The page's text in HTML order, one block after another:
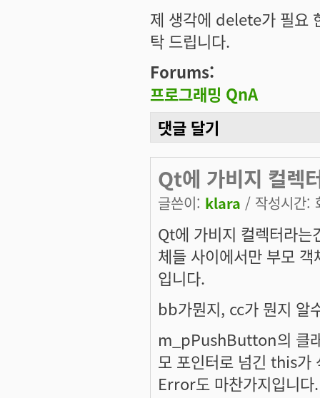
제 생각에 delete가 필요
탁 드립니다.
Forums:
프로그래밍 QnA
댓글 달기
Qt에 가비지 컬렉
글쓴이: klara / 작성시간:
Qt에 가비지 컬렉터라
체들 사이에서만 부모
입니다.
bb가뭔지, cc가 뭔지 알
m_pPushButton의 클
모 포인터로 넘긴 this가
Error도 마찬가지입니다.